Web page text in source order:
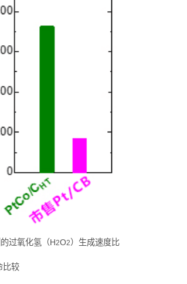
过氧化氢（H2O2）生成速度比
比较